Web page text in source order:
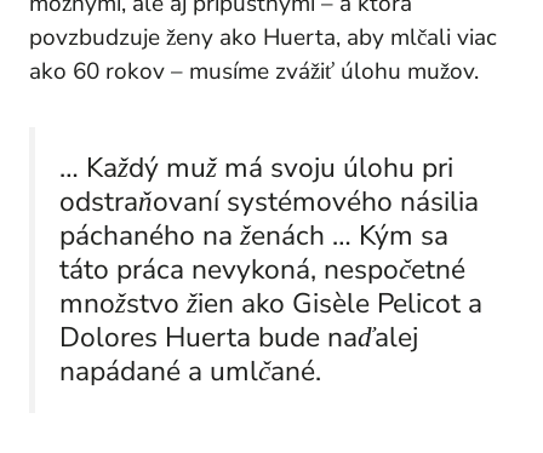
povzbudzuje ženy ako Huerta, aby mlčali viac
ako 60 rokov – musíme zvážiť úlohu mužov.
… Každý muž má svoju úlohu pri
odstraňovaní systémového násilia
páchaného na ženách … Kým sa
táto práca nevykoná, nespočetné
množstvo žien ako Gisèle Pelicot a
Dolores Huerta bude naďalej
napádané a umlčané.